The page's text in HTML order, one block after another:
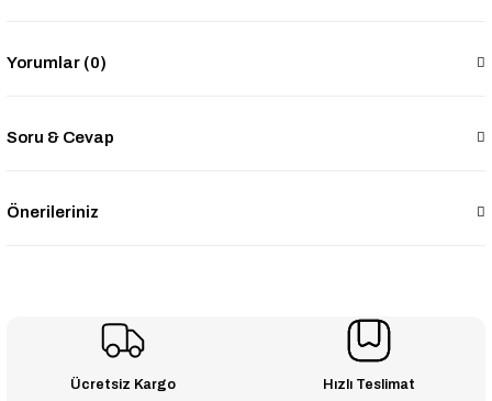
Yorumlar (0)
Soru & Cevap
Önerileriniz
Ücretsiz Kargo Hızlı Teslimat